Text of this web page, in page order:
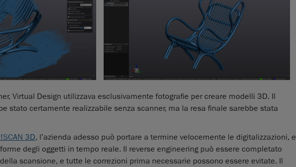
Virtual Design utilizzava esclusivamente fotografie per creare modelli 3D. Il
stato certamente realizzabile senza scanner, ma la resa finale sarebbe stata
3D, l’azienda adesso può portare a termine velocemente le digitalizzazioni, e
degli oggetti in tempo reale. Il reverse engineering può essere completato
scansione, e tutte le correzioni prima necessarie possono essere evitate. Il